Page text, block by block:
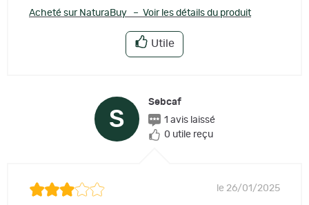
Acheté sur NaturaBuy – Voir les détails du produit
Utile
S
Sebcaf
1 avis laissé
0 utile reçu
le 26/01/2025